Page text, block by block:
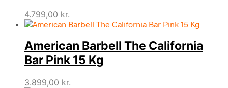
4.799,00 kr.
American Barbell The California
Bar Pink 15 Kg
3.899,00 kr.